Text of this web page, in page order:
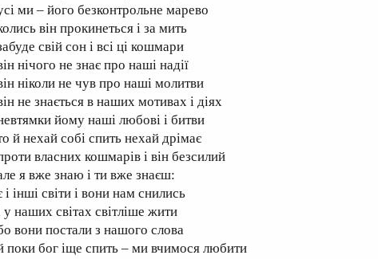
ми – його безконтрольне марево
він прокинеться і за мить
свій сон і всі ці кошмари
нічого не знає про наші надії
ніколи не чув про наші молитви
не знається в наших мотивах і діях
йому наші любові і битви
й нехай собі спить нехай дрімає
власних кошмарів і він безсилий
я вже знаю і ти вже знаєш:
і інші світи і вони нам снились
у наших світах світліше жити
вони постали з нашого слова
поки бог іще спить – ми вчимося любити